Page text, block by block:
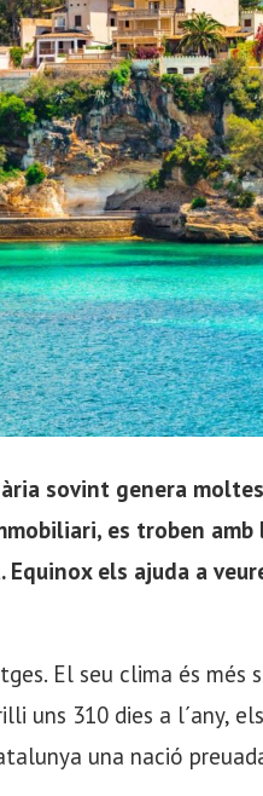
sovint genera
es troben
els ajuda a
El seu clima és més
uns 310 dies a l´any,
una nació